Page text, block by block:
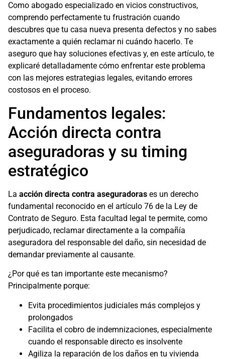
Como abogado especializado en vicios constructivos,
comprendo perfectamente tu frustración cuando
descubres que tu casa nueva presenta defectos y no sabes
exactamente a quién reclamar ni cuándo hacerlo. Te
aseguro que hay soluciones efectivas y, en este artículo, te
explicaré detalladamente cómo enfrentar este problema
con las mejores estrategias legales, evitando errores
costosos en el proceso.
Fundamentos legales:
Acción directa contra
aseguradoras y su timing
estratégico
La acción directa contra aseguradoras es un derecho
fundamental reconocido en el artículo 76 de la Ley de
Contrato de Seguro. Esta facultad legal te permite, como
perjudicado, reclamar directamente a la compañía
aseguradora del responsable del daño, sin necesidad de
demandar previamente al causante.
¿Por qué es tan importante este mecanismo?
Principalmente porque:
Evita procedimientos judiciales más complejos y
prolongados
Facilita el cobro de indemnizaciones, especialmente
cuando el responsable directo es insolvente
Agiliza la reparación de los daños en tu vivienda